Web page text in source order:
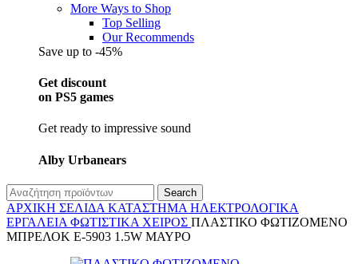
More Ways to Shop
Top Selling
Our Recommends
Save up to -45%
Get discount
on PS5 games
Get ready to impressive sound
Alby Urbanears
Search
ΑΡΧΙΚΉ ΣΕΛΊΔΑ ΚΑΤΆΣΤΗΜΑ ΗΛΕΚΤΡΟΛΟΓΙΚΆ
ΕΡΓΑΛΕΊΑ ΦΩΤΙΣΤΙΚΆ ΧΕΙΡΌΣ ΠΛΑΣΤΙΚΟ ΦΩΤΙΖΟΜΕΝΟ
ΜΠΡΕΛΟΚ E-5903 1.5W ΜΑΥΡΟ